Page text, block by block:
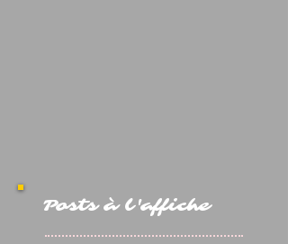
Posts à l'affiche